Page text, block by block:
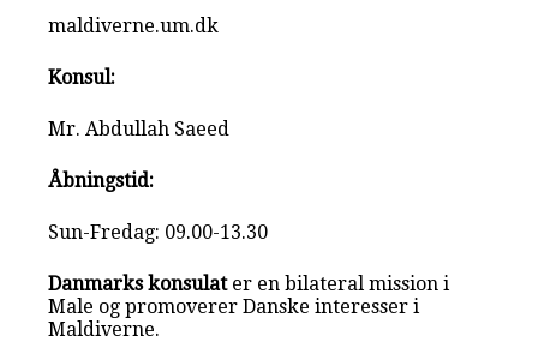
maldiverne.um.dk
Konsul:
Mr. Abdullah Saeed
Åbningstid:
Sun-Fredag: 09.00-13.30
Danmarks konsulater en bilateral mission i
Male og promoverer Danske interesser i
Maldiverne.